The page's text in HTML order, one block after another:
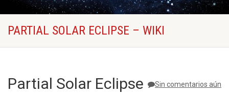
PARTIAL SOLAR ECLIPSE – WIKI
Sin comentarios aún
Partial Solar Eclipse